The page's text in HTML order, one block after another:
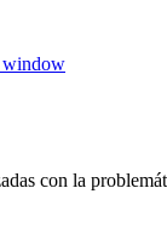
window
con la